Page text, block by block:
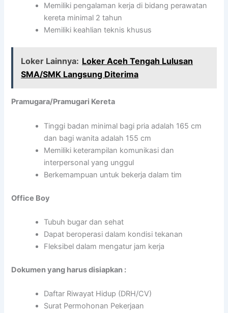
Memiliki pengalaman kerja di bidang perawatan
kereta minimal 2 tahun
Memiliki keahlian teknis khusus
Loker Lainnya: Loker Aceh Tengah Lulusan
SMA/SMK Langsung Diterima
Pramugara/Pramugari Kereta
Tinggi badan minimal bagi pria adalah 165 cm
dan bagi wanita adalah 155 cm
Memiliki keterampilan komunikasi dan
interpersonal yang unggul
Berkemampuan untuk bekerja dalam tim
Office Boy
Tubuh bugar dan sehat
Dapat beroperasi dalam kondisi tekanan
Fleksibel dalam mengatur jam kerja
Dokumen yang harus disiapkan :
Daftar Riwayat Hidup (DRH/CV)
Surat Permohonan Pekerjaan